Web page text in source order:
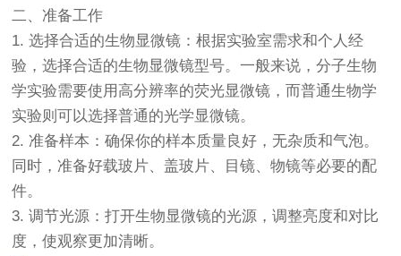
二、准备工作
1. 选择合适的生物显微镜 ：根据实验室需求和个人经
验，选择合适的生物显微镜型号。一般来说，分子生物
学实验需要使用高分辨率的荧光显微镜 ，而普通生物学
实验则可以选择普通的光学显微镜。
2. 准备样本：确保你的样本质量良好，无杂质和气泡。
同时，准备好载玻片、盖玻片、目镜、物镜等必要的配
件。
3. 调节光源：打开生物显微镜的光源，调整亮度和对比
度，使观察更加清晰。